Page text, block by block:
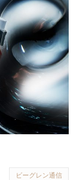
ビーグレン通信